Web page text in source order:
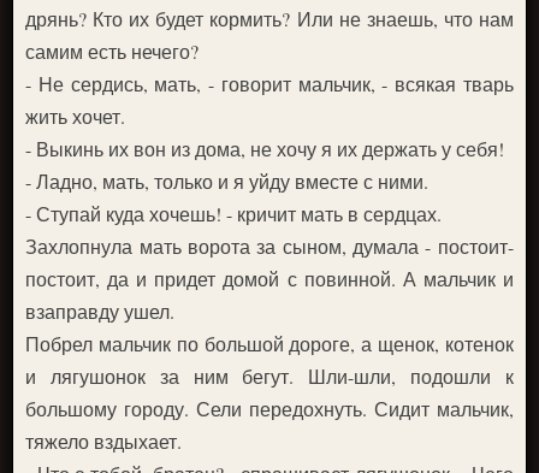
дрянь? Кто их будет кормить? Или не знаешь, что нам
самим есть нечего?
- Не сердись, мать, - говорит мальчик, - всякая тварь
жить хочет.
- Выкинь их вон из дома, не хочу я их держать у себя!
- Ладно, мать, только и я уйду вместе с ними.
- Ступай куда хочешь! - кричит мать в сердцах.
Захлопнула мать ворота за сыном, думала - постоит-
постоит, да и придет домой с повинной. А мальчик и
взаправду ушел.
Побрел мальчик по большой дороге, а щенок, котенок
и лягушонок за ним бегут. Шли-шли, подошли к
большому городу. Сели передохнуть. Сидит мальчик,
тяжело вздыхает.